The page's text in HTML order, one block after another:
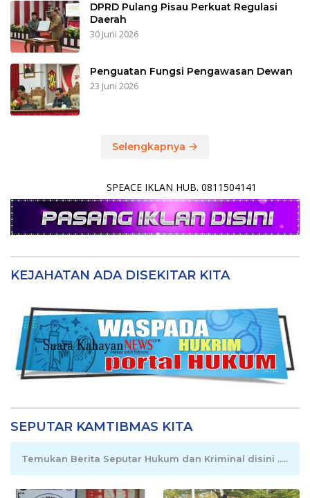
DPRD Pulang Pisau Perkuat Regulasi
Daerah
30 Juni 2026
Penguatan Fungsi Pengawasan Dewan
23 Juni 2026
Selengkapnya
SPEACE IKLAN HUB. 0811504141
KEJAHATAN ADA DISEKITAR KITA
SEPUTAR KAMTIBMAS KITA
Temukan Berita Seputar Hukum dan Kriminal disini .....